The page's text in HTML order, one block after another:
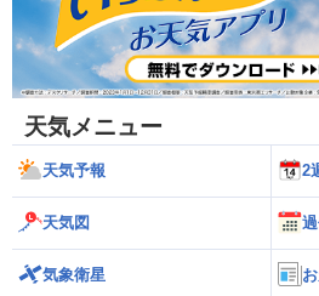
天気メニュー
天気予報 2
天気図
気象衛星